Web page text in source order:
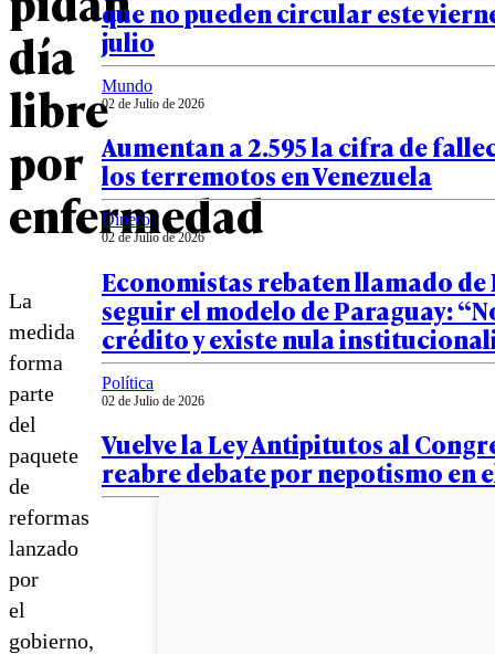
día
libre
por
enfermedad
La
medida
forma
parte
del
paquete
de
reformas
lanzado
por
el
gobierno,
que no pueden circular este
julio
Mundo
02 de Julio de 2026
Aumentan a 2.595 la cifra de
los terremotos en Venezuela
Dinero
02 de Julio de 2026
Economistas rebaten llamado de
seguir el modelo de Paraguay:
crédito y existe nula
Política
02 de Julio de 2026
Vuelve la Ley Antipitutos al
reabre debate por nepotismo en